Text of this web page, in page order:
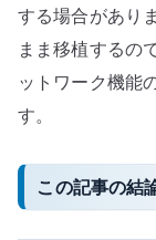
に
考
こ
の
する場合があり
まま移植するの
ットワーク機能
す。
この記事の結